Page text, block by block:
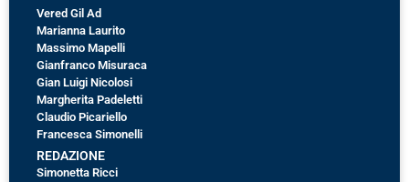
Vered Gil Ad
Marianna Laurito
Massimo Mapelli
Gianfranco Misuraca
Gian Luigi Nicolosi
Margherita Padeletti
Claudio Picariello
Francesca Simonelli
REDAZIONE
Simonetta Ricci